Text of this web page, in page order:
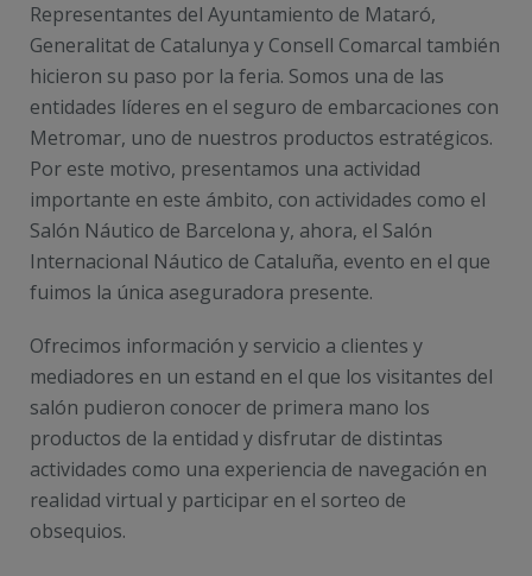
Representantes del Ayuntamiento de Mataró,
Generalitat de Catalunya y Consell Comarcal también
hicieron su paso por la feria. Somos una de las
entidades líderes en el seguro de embarcaciones con
Metromar, uno de nuestros productos estratégicos.
Por este motivo, presentamos una actividad
importante en este ámbito, con actividades como el
Salón Náutico de Barcelona y, ahora, el Salón
Internacional Náutico de Cataluña, evento en el que
fuimos la única aseguradora presente.
Ofrecimos información y servicio a clientes y
mediadores en un estand en el que los visitantes del
salón pudieron conocer de primera mano los
productos de la entidad y disfrutar de distintas
actividades como una experiencia de navegación en
realidad virtual y participar en el sorteo de
obsequios.